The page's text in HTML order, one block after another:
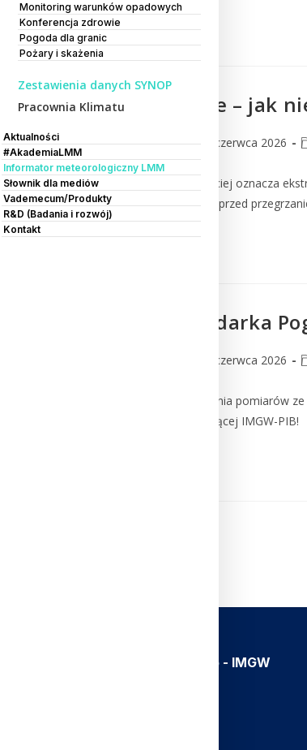
Monitoring warunków opadowych
Konferencja zdrowie
Pogoda dla granic
Pożary i skażenia
Zestawienia danych SYNOP
Pracownia Klimatu
Aktualności
#AkademiaLMM
Informator meteorologiczny LMM
Słownik dla mediów
Vademecum/Produkty
R&D (Badania i rozwój)
Kontakt
Czytaj Dalej
Upały w Polsce – jak
lmm_admin 25 czerwca 2026
Lato w Polsce coraz częściej oznacza
chronić swoje mieszkanie przed
Nowa przeglądarka
22 czerwca 2026
Zapraszamy do przeglądania pomiarów
przeglądarce Pogody bieżącej IMGW-PIB!
Aplikacja Meteo - IMGW